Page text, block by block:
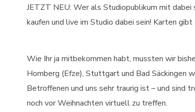
JETZT NEU: Wer als Studiopublikum mit
kaufen und live im Studio dabei sein! Karten
Wie Ihr ja mitbekommen habt, mussten wir
Homberg (Efze), Stuttgart und Bad Säckingen
Betroffenen und uns sehr traurig ist – und sind
noch vor Weihnachten virtuell zu treffen.